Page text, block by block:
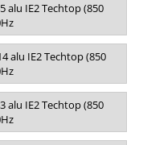
alu IE2 Techtop (850
alu IE2 Techtop (850
alu IE2 Techtop (850